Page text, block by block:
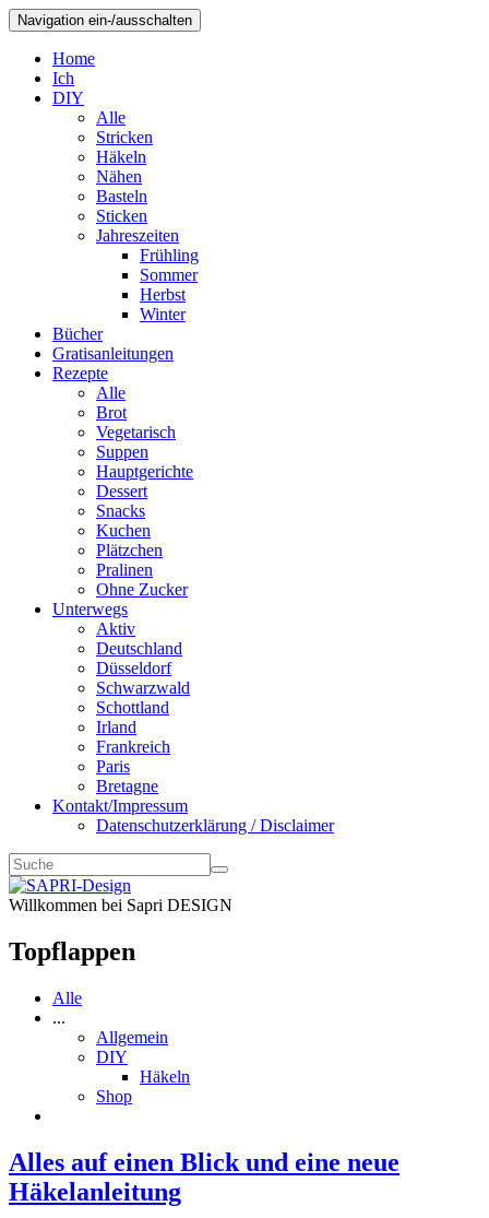
Navigation ein-/ausschalten
Home
Ich
DIY
Alle
Stricken
Häkeln
Nähen
Basteln
Sticken
Jahreszeiten
Frühling
Sommer
Herbst
Winter
Bücher
Gratisanleitungen
Rezepte
Alle
Brot
Vegetarisch
Suppen
Hauptgerichte
Dessert
Snacks
Kuchen
Plätzchen
Pralinen
Ohne Zucker
Unterwegs
Aktiv
Deutschland
Düsseldorf
Schwarzwald
Schottland
Irland
Frankreich
Paris
Bretagne
Kontakt/Impressum
Datenschutzerklärung / Disclaimer
Willkommen bei Sapri DESIGN
Topflappen
Alle
...
Allgemein
DIY
Häkeln
Shop
Alles auf einen Blick und eine neue
Häkelanleitung